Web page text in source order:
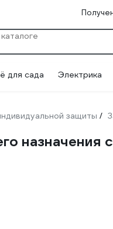
для сада Электрика
защиты /